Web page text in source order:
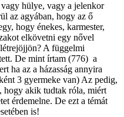
hülye, vagy a jelenkor
az agyában, hogy az ő
hogy énekes, karmester,
elkövetni egy nővel
A függelmi
De mint írtam (776) a
ha az a házasság annyira
3 gyermeke van) Az pedig,
hogy akik tudtak róla, miért
érdemelne. De ezt a témát
is!